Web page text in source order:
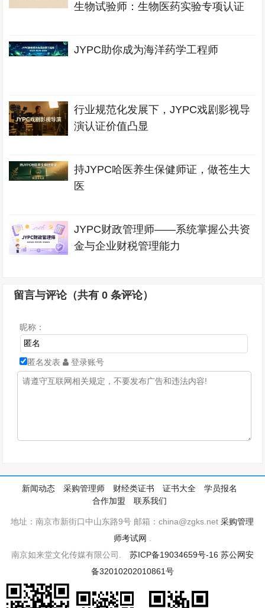
生物试验师：生物医药实验专项认证
JYPC助你成为海洋药学工程师
行业规范化发展下，JYPC戏剧影视导
演认证价值凸显
持JYPC哈医养生保健师证，做苍生大
医
JYPC财政管理师——系统掌握公共资
金与企业财税管理能力
留言与评论（共有0 条评论）
昵称：
匿名发表 登录账号
新闻动态 采购管理师 财经类证书 证书大全
学员报名
合作加盟
联系我们
地址：南京市新街口中山东路9号 邮箱：china@zgks.net采购管理
师考试网
南京如来堂文化传媒有限公司. 苏ICP备19034659号-16 苏公网安
备32010202010861号